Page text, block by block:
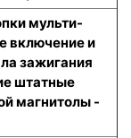
мульти-
включение и
зажигания
штатные
магнитолы -